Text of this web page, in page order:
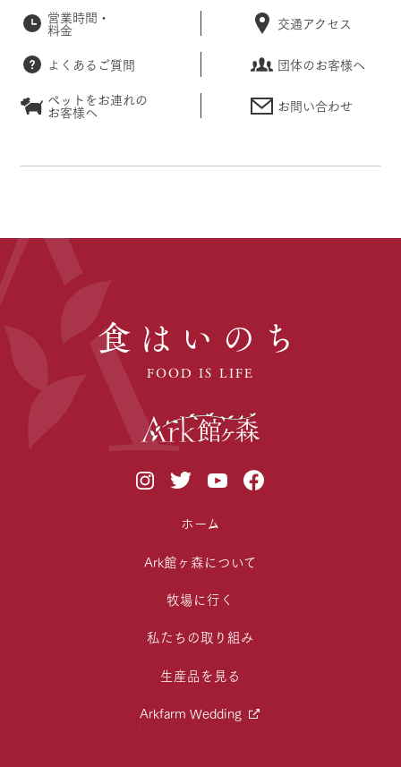
営業時間・
料金 交通アクセス
よくあるご質問
団体のお客様へ
ペットをお連れの
お客様へ お問い合わせ
食はいのち
FOOD IS LIFE
ホーム
Ark館ヶ森について
牧場に行く
私たちの取り組み
生産品を見る
Arkfarm Wedding